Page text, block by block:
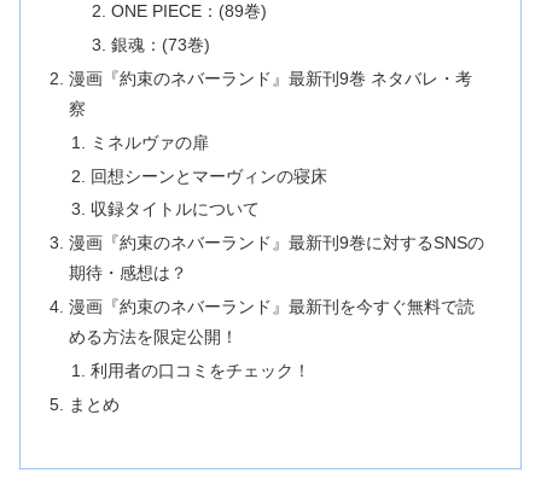
ONE PIECE：(89巻)
銀魂：(73巻)
漫画『約束のネバーランド』最新刊9巻 ネタバレ・考
察
ミネルヴァの扉
回想シーンとマーヴィンの寝床
収録タイトルについて
漫画『約束のネバーランド』最新刊9巻に対するSNSの
期待・感想は？
漫画『約束のネバーランド』最新刊を今すぐ無料で読
める方法を限定公開！
利用者の口コミをチェック！
まとめ